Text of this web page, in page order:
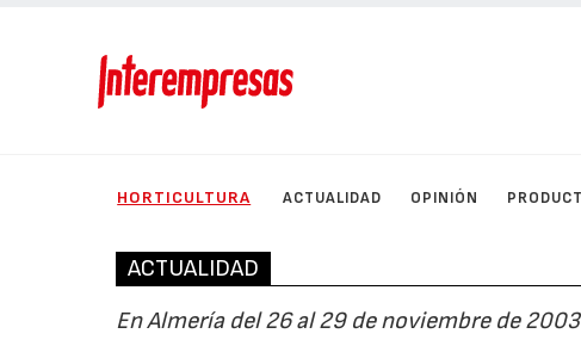
HORTICULTURA ACTUALIDAD OPINIÓN
ACTUALIDAD
En Almería del 26 al 29 de noviembre de 2003